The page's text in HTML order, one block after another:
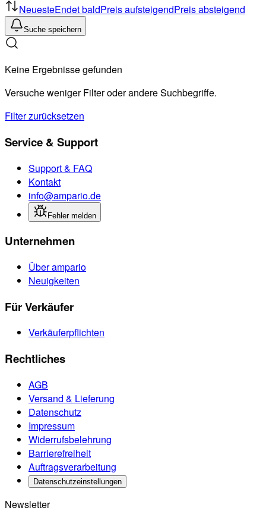
NeuesteEndet baldPreis aufsteigendPreis absteigend
Suche speichern
Keine Ergebnisse gefunden
Versuche weniger Filter oder andere Suchbegriffe.
Filter zurücksetzen
Service & Support
Support & FAQ
Kontakt
info@ampario.de
Fehler melden
Unternehmen
Über ampario
Neuigkeiten
Für Verkäufer
Verkäuferpflichten
Rechtliches
AGB
Versand & Lieferung
Datenschutz
Impressum
Widerrufsbelehrung
Barrierefreiheit
Auftragsverarbeitung
Datenschutzeinstellungen
Newsletter